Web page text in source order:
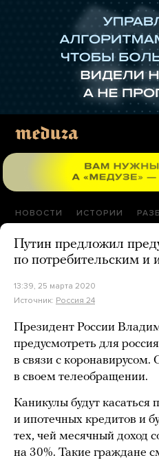
НОВОСТИ ИСТОРИИ
Путин предложил
по потребительским и
13:39, 25 марта 2020
Источник: Россия 24
Президент России
предусмотреть для
в связи с коронавирусом.
в своем телеобращении.
Каникулы будут касаться
и ипотечных кредитов и
тех, чей месячный доход
на 30%. Такие граждане